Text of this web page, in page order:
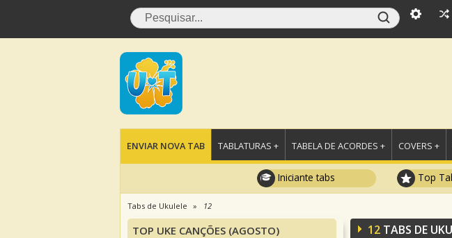
ENVIAR NOVA TAB TABLATURAS + TABELA DE ACORDES + COVERS +
Iniciante tabs Top
Tabs de Ukulele 12
12 TABS DE
TOP UKE CANÇÕES (AGOSTO)